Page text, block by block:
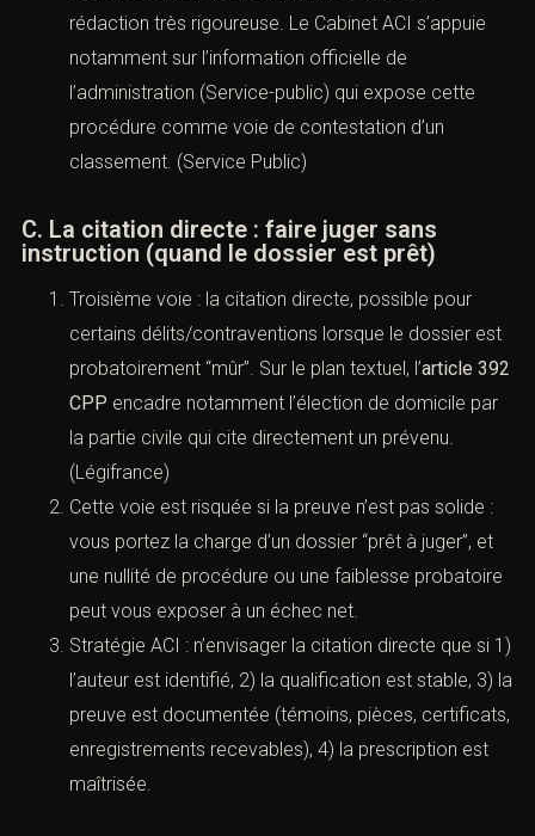
a. Les faits sont graves (violences, agressions,
abus de faiblesse, harcèlement, escroquerie
structurée).
b. La preuve exige des actes coercitifs ou
techniques qu’une enquête simple n’a pas produits.
pour entrer dans une logique d’instruction sous
contrôle d’un juge.
Attention : cette voie a des conditions pratiques,
des coûts potentiels (consignation), et exige une
rédaction très rigoureuse. Le Cabinet ACI s’appuie
notamment sur l’information officielle de
l’administration (Service-public) qui expose cette
procédure comme voie de contestation d’un
classement. (Service Public)
C. La citation directe : faire juger sans
instruction (quand le dossier est prêt)
Troisième voie : la citation directe, possible pour
certains délits/contraventions lorsque le dossier
est probatoirement “mûr”. Sur le plan textuel,
l’article 392 CPP encadre notamment l’élection de
domicile par la partie civile qui cite directement un